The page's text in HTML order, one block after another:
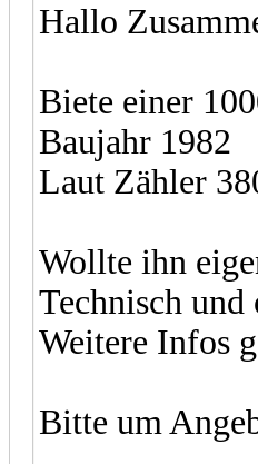
Hallo
Biete einer
Baujahr 1982
Laut Zähler
Wollte ihn
Technisch
Weitere Infos
Bitte um